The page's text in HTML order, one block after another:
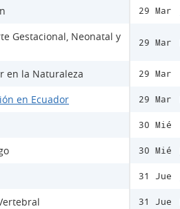
Gestacional, Neonatal y
en la Naturaleza
en Ecuador
29 Mar
29 Mar
29 Mar
29 Mar
30 Mié
30 Mié
31 Jue
31 Jue